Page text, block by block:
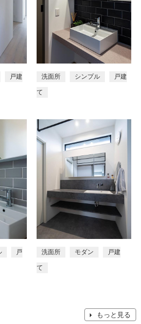
戸建 洗面所 シンプル 戸建
て
戸 洗面所 モダン 戸建
て
もっと見る